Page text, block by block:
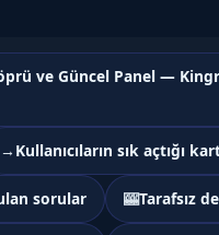
ve Güncel Panel —
→ Kullanıcıların sık açtığı
sorular 🎰Tarafsız